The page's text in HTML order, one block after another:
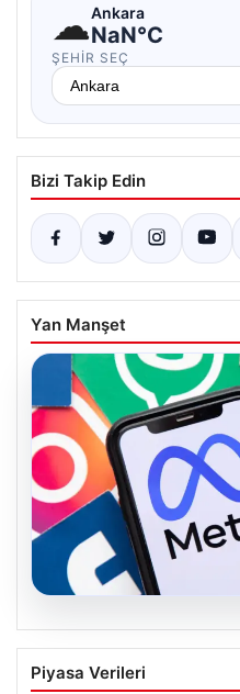
☁Ankara
NaN°C
ŞEHIR SEÇ
Bizi Takip Edin
Yan Manşet
Meta’ya çocuk
milyon dolar ceza
Piyasa Verileri